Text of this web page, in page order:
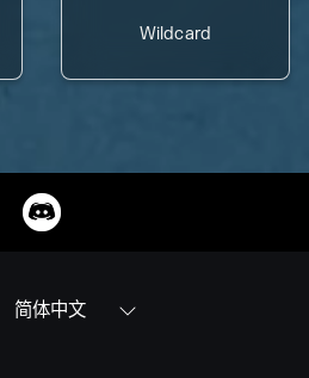
Wildcard
简体中文